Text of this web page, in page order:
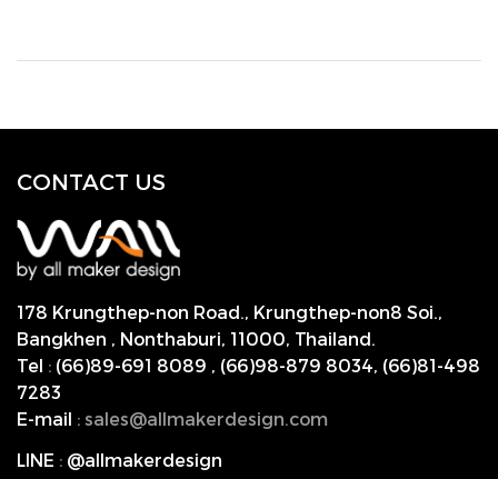
CONTACT US
178 Krungthep-non Road., Krungthep-non8 Soi.,
Bangkhen , Nonthaburi, 11000, Thailand.
Tel : (66)89-691 8089 , (66)98-879 8034, (66)81-498
7283
E-mail : sales@allmakerdesign.com
LINE : @allmakerdesign